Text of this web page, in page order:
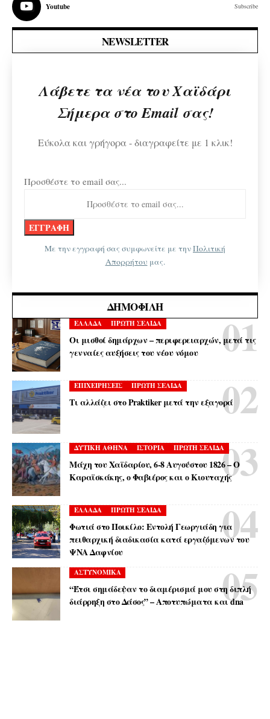
Youtube Subscribe
NEWSLETTER
Λάβετε τα νέα του Χαϊδάρι
Σήμερα στο Email σας!
Εύκολα και γρήγορα - διαγραφείτε με 1 κλικ!
Προσθέστε το email σας...
Με την εγγραφή σας συμφωνείτε με τηνΠολιτική
Απορρήτου μας.
ΔΗΜΟΦΙΛΉ
ΕΛΛΑΔΑ ΠΡΩΤΗ ΣΕΛΙΔΑ
Οι μισθοί δημάρχων – περιφερειαρχών, μετά τις
γενναίες αυξήσεις του νέου νόμου
ΕΠΙΧΕΙΡΗΣΕΙΣ ΠΡΩΤΗ ΣΕΛΙΔΑ
Τι αλλάζει στο Praktiker μετά την εξαγορά
ΔΥΤΙΚΗ ΑΘΗΝΑ ΙΣΤΟΡΙΑ ΠΡΩΤΗ ΣΕΛΙΔΑ
Μάχη του Χαϊδαρίου, 6-8 Αυγούστου 1826 – Ο
Καραϊσκάκης, ο Φαβιέρος και ο Κιουταχής
ΕΛΛΑΔΑ ΠΡΩΤΗ ΣΕΛΙΔΑ
Φωτιά στο Ποικίλο: Εντολή Γεωργιάδη για
πειθαρχική διαδικασία κατά εργαζόμενων του
ΨΝΑ Δαφνίου
ΑΣΤΥΝΟΜΙΚΑ
“Έτσι σημάδεψαν το διαμέρισμά μου στη διπλή
διάρρηξη στο Δάσος” – Αποτυπώματα και dna